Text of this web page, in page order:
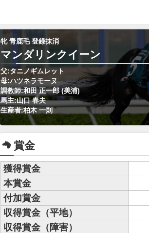
牝 青鹿毛 登録抹消
マンダリンクイーン
父:タニノギムレット
母:ハツネラモーヌ
調教師:和田 正一郎 (美浦)
馬主:山口 春夫
生産者:柏木 一則
賞金
獲得賞金
本賞金
付加賞金
収得賞金（平地）
収得賞金（障害）